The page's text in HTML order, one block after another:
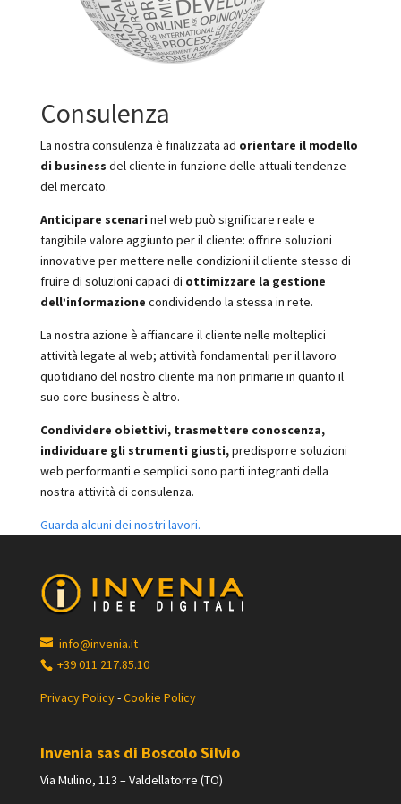
Consulenza
La nostra consulenza è finalizzata ad orientare il modello
di business del cliente in funzione delle attuali tendenze
del mercato.
Anticipare scenari nel web può significare reale e
tangibile valore aggiunto per il cliente: offrire soluzioni
innovative per mettere nelle condizioni il cliente stesso di
fruire di soluzioni capaci di ottimizzare la gestione
dell’informazione condividendo la stessa in rete.
La nostra azione è affiancare il cliente nelle molteplici
attività legate al web; attività fondamentali per il lavoro
quotidiano del nostro cliente ma non primarie in quanto il
suo core-business è altro.
Condividere obiettivi, trasmettere conoscenza,
individuare gli strumenti giusti,predisporre soluzioni
web performanti e semplici sono parti integranti della
nostra attività di consulenza.
Guarda alcuni dei nostri lavori.
info@invenia.it
+39 011 217.85.10
Privacy Policy-Cookie Policy
Invenia sas di Boscolo Silvio
Via Mulino, 113 – Valdellatorre (TO)